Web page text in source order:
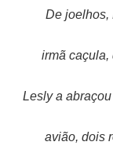
De joelhos,
irmã caçula,
Lesly a
avião, dois